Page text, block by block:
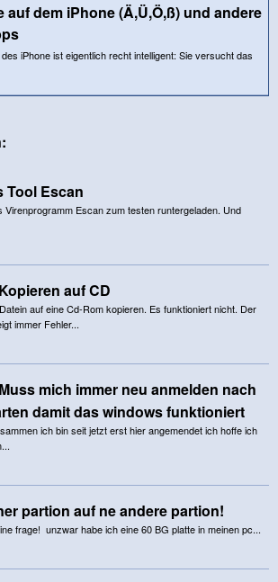
auf dem iPhone (Ä,Ü,Ö,ß) und andere
iPhone ist eigentlich recht intelligent: Sie versucht das
Tool Escan
Virenprogramm Escan zum testen runtergeladen. Und
auf CD
auf eine Cd-Rom kopieren. Es funktioniert nicht. Der
immer Fehler...
mich immer neu anmelden nach
damit das windows funktioniert
ich bin seit jetzt erst hier angemendet ich hoffe ich
partion auf ne andere partion!
frage! unzwar habe ich eine 60 BG platte in meinen pc...